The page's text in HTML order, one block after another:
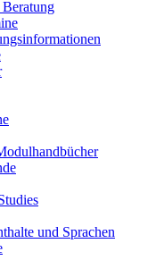
Beratung
und Sprachen